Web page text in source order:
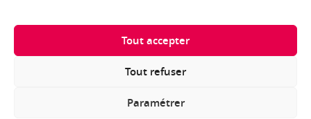
Tout accepter
Tout refuser
Paramétrer
COPYRIGHT © 2018 - RÉALISATION ALTIMAX